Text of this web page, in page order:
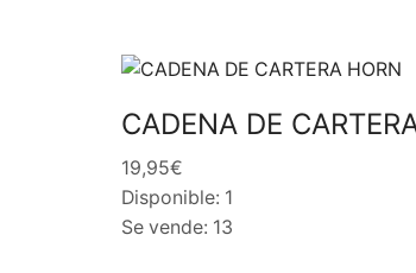
CADENA DE
19,95€
Disponible: 1
Se vende: 13